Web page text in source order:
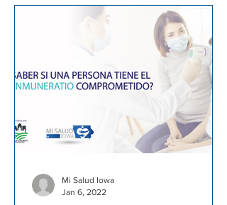
Mi Salud Iowa
Jan 6, 2022